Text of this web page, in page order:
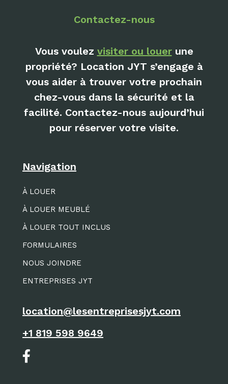
Contactez-nous
Vous voulez visiter ou louerune
propriété? Location JYT s’engage à
vous aider à trouver votre prochain
chez-vous dans la sécurité et la
facilité. Contactez-nous aujourd’hui
pour réserver votre visite.
Navigation
À LOUER
À LOUER MEUBLÉ
À LOUER TOUT INCLUS
FORMULAIRES
NOUS JOINDRE
ENTREPRISES JYT
location@lesentreprisesjyt.com
+1 819 598 9649